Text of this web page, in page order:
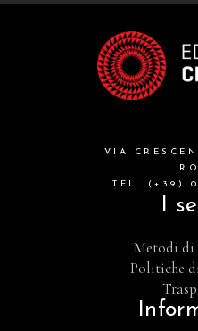
VIA
TEL. (+39)
I
Metodi di
Politiche